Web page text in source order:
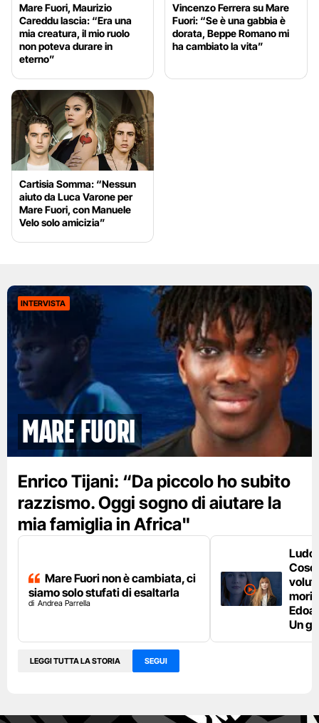
Mare Fuori, Maurizio
Careddu lascia: “Era una
mia creatura, il mio ruolo
non poteva durare in
eterno”
Vincenzo Ferrera su Mare
Fuori: “Se è una gabbia è
dorata, Beppe Romano mi
ha cambiato la vita”
Cartisia Somma: “Nessun
aiuto da Luca Varone per
Mare Fuori, con Manuele
Velo solo amicizia”
INTERVISTA
MARE FUORI
Enrico Tijani: “Da piccolo ho subito
razzismo. Oggi sogno di aiutare la
mia famiglia in Africa"
Mare Fuori non è cambiata, ci
siamo solo stufati di esaltarla
Andrea Parrella
Un
LEGGI TUTTA LA STORIA SEGUI